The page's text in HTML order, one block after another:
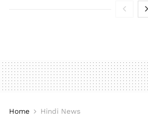
Home Hindi News